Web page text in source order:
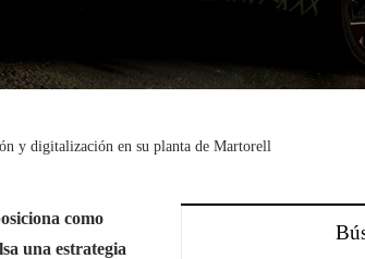
y digitalización en su planta de Martorell
como
una estrategia